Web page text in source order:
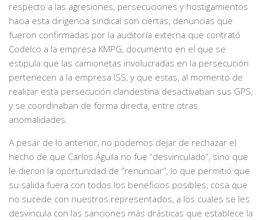
respecto a las agresiones, persecuciones y hostigamientos
hacia esta dirigencia sindical son ciertas, denuncias que
fueron confirmadas por la auditoría externa que contrató
Codelco a la empresa KMPG, documento en el que se
estipula que las camionetas involucradas en la persecución
pertenecen a la empresa ISS, y que estas, al momento de
realizar esta persecución clandestina desactivaban sus GPS,
y se coordinaban de forma directa, entre otras
anomalidades.
A pesar de lo anterior, no podemos dejar de rechazar el
hecho de que Carlos Águila no fue “desvinculado”, sino que
le dieron la oportunidad de “renunciar”, lo que permitió que
su salida fuera con todos los beneficios posibles, cosa que
no sucede con nuestros representados, a los cuales se les
desvincula con las sanciones más drásticas que establece la